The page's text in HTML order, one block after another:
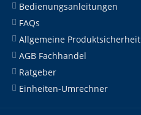
Bedienungsanleitungen
FAQs
Allgemeine Produktsicherheit
AGB Fachhandel
Ratgeber
Einheiten-Umrechner